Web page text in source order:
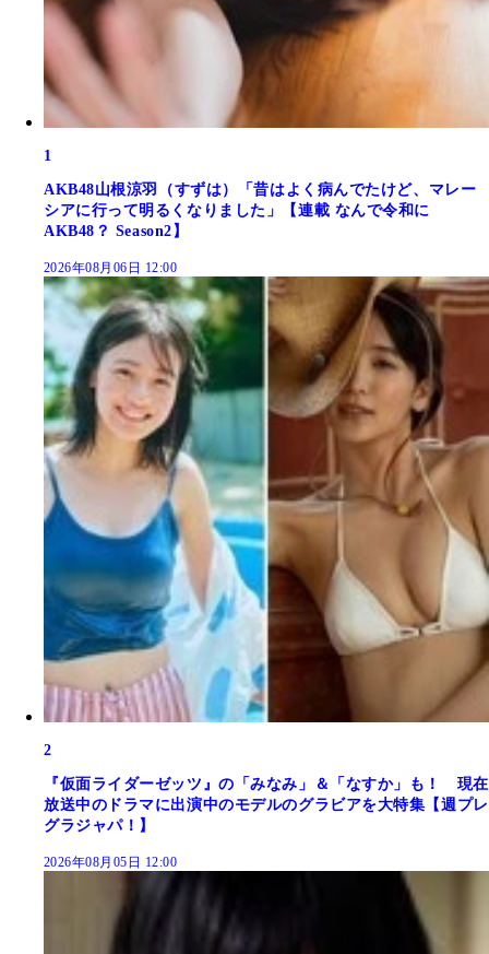
1
AKB48山根涼羽（すずは）「昔はよく病んでたけど、マレー
シアに行って明るくなりました」【連載 なんで令和に
AKB48？ Season2】
2026年08月06日 12:00
2
『仮面ライダーゼッツ』の「みなみ」＆「なすか」も！ 現在
放送中のドラマに出演中のモデルのグラビアを大特集【週プレ
グラジャパ！】
2026年08月05日 12:00